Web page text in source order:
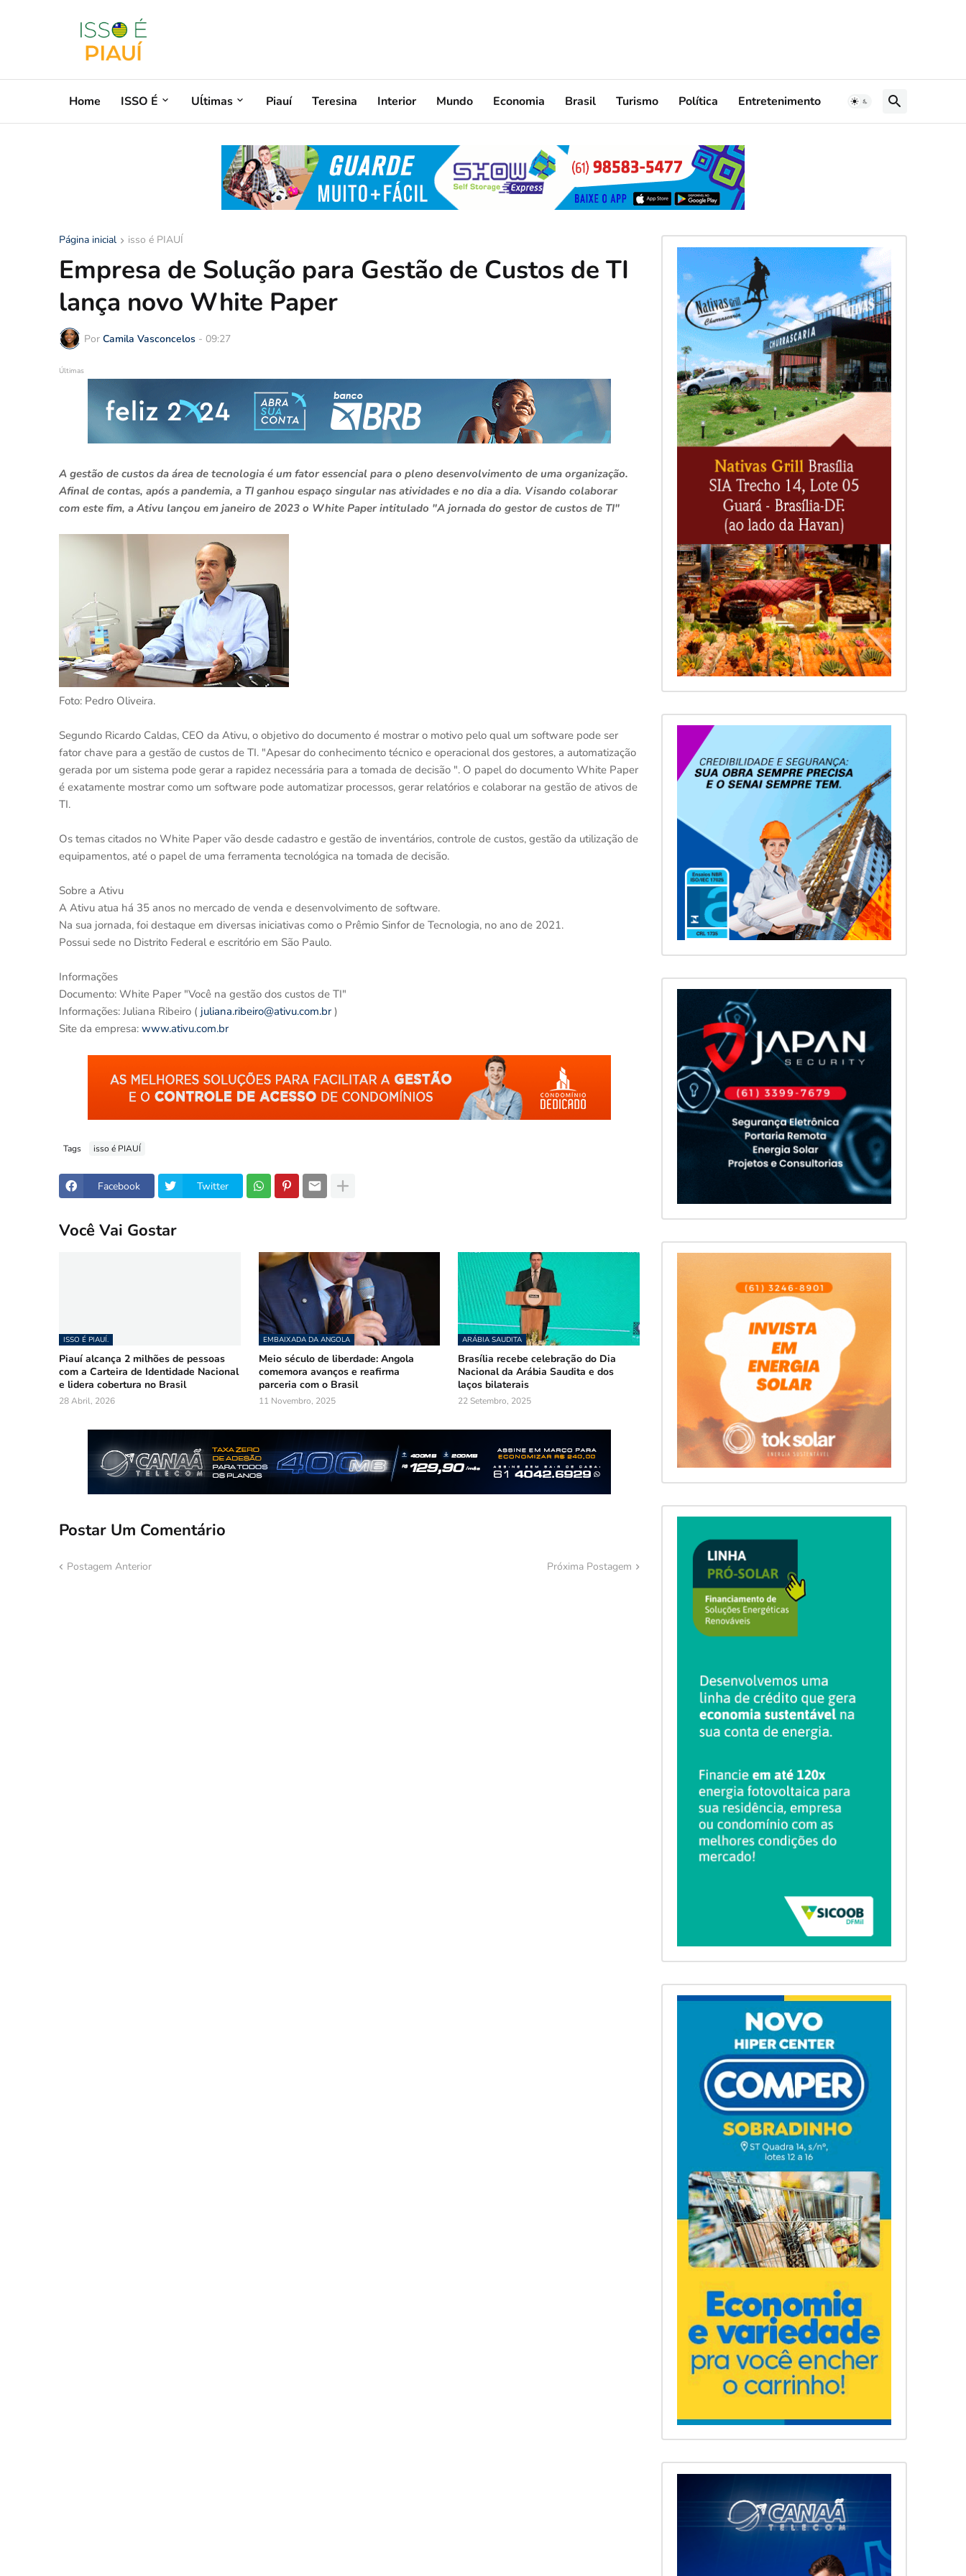
Home ISSO É Uĺtimas Piauí Teresina Interior Mundo Economia Brasil Turismo Política Entretenimento
Página inicial isso é PIAUÍ
Empresa de Solução para Gestão de Custos de TI
lança novo White Paper
Por Camila Vasconcelos - 09:27
Últimas
A gestão de custos da área de tecnologia é um fator essencial para o pleno desenvolvimento de uma organização.
Afinal de contas, após a pandemia, a TI ganhou espaço singular nas atividades e no dia a dia. Visando colaborar
com este fim, a Ativu lançou em janeiro de 2023 o White Paper intitulado "A jornada do gestor de custos de TI"
Foto: Pedro Oliveira.
Segundo Ricardo Caldas, CEO da Ativu, o objetivo do documento é mostrar o motivo pelo qual um software pode ser
fator chave para a gestão de custos de TI. "Apesar do conhecimento técnico e operacional dos gestores, a automatização
gerada por um sistema pode gerar a rapidez necessária para a tomada de decisão ". O papel do documento White Paper
é exatamente mostrar como um software pode automatizar processos, gerar relatórios e colaborar na gestão de ativos de
TI.
Os temas citados no White Paper vão desde cadastro e gestão de inventários, controle de custos, gestão da utilização de
equipamentos, até o papel de uma ferramenta tecnológica na tomada de decisão.
Sobre a Ativu
A Ativu atua há 35 anos no mercado de venda e desenvolvimento de software.
Na sua jornada, foi destaque em diversas iniciativas como o Prêmio Sinfor de Tecnologia, no ano de 2021.
Possui sede no Distrito Federal e escritório em São Paulo.
Informações
Documento: White Paper "Você na gestão dos custos de TI"
Informações: Juliana Ribeiro ( juliana.ribeiro@ativu.com.br)
Site da empresa: www.ativu.com.br
Tags isso é PIAUÍ
Facebook Twitter
Você Vai Gostar
ISSO É PIAUÍ.
Piauí alcança 2 milhões de pessoas
com a Carteira de Identidade Nacional
e lidera cobertura no Brasil
28 Abril, 2026
EMBAIXADA DA ANGOLA
Meio século de liberdade: Angola
comemora avanços e reafirma
parceria com o Brasil
11 Novembro, 2025
ARÁBIA SAUDITA
Brasília recebe celebração do Dia
Nacional da Arábia Saudita e dos
laços bilaterais
22 Setembro, 2025
Postar Um Comentário
Postagem Anterior Próxima Postagem